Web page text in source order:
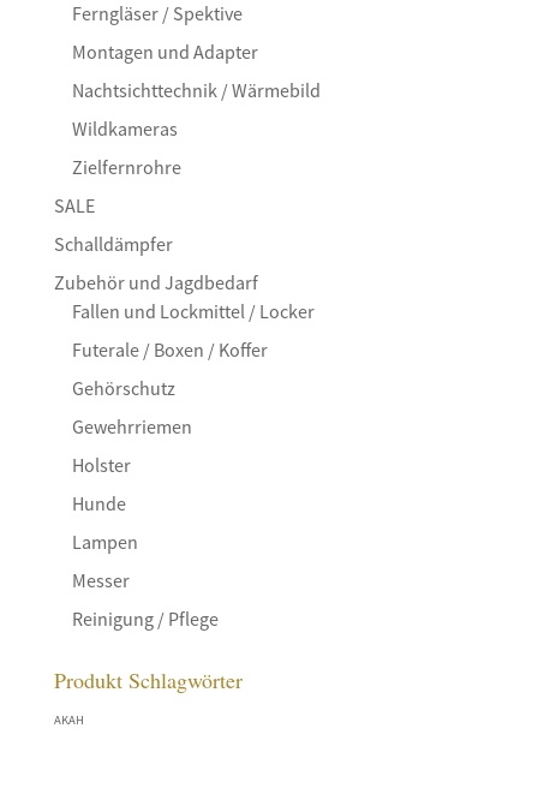
Ferngläser / Spektive
Montagen und Adapter
Nachtsichttechnik / Wärmebild
Wildkameras
Zielfernrohre
SALE
Schalldämpfer
Zubehör und Jagdbedarf
Fallen und Lockmittel / Locker
Futerale / Boxen / Koffer
Gehörschutz
Gewehrriemen
Holster
Hunde
Lampen
Messer
Reinigung / Pflege
Produkt Schlagwörter
AKAH